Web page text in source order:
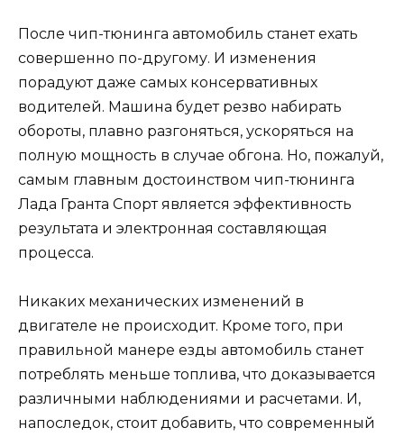
После чип-тюнинга автомобиль станет ехать
совершенно по-другому. И изменения
порадуют даже самых консервативных
водителей. Машина будет резво набирать
обороты, плавно разгоняться, ускоряться на
полную мощность в случае обгона. Но, пожалуй,
самым главным достоинством чип-тюнинга
Лада Гранта Спорт является эффективность
результата и электронная составляющая
процесса.
Никаких механических изменений в
двигателе не происходит. Кроме того, при
правильной манере езды автомобиль станет
потреблять меньше топлива, что доказывается
различными наблюдениями и расчетами. И,
напоследок, стоит добавить, что современный